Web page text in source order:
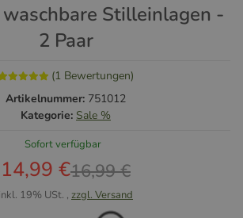
Stilleinlagen -
2 Paar
(1 Bewertungen)
Artikelnummer: 751012
Kategorie: Sale %
Sofort verfügbar
14,99 €16,99 €
inkl. 19% USt. , zzgl. Versand